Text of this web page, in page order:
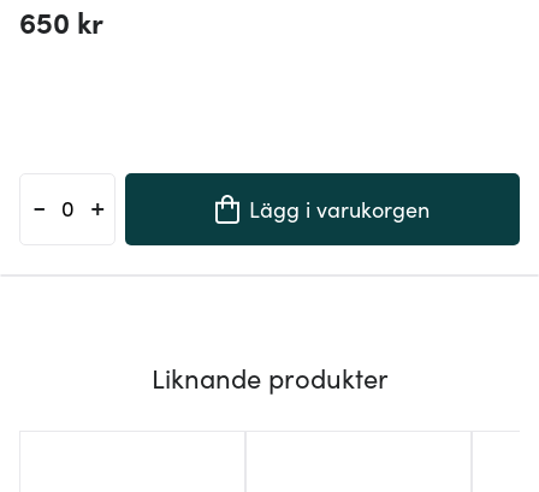
650 kr
- + Lägg i varukorgen
Liknande produkter